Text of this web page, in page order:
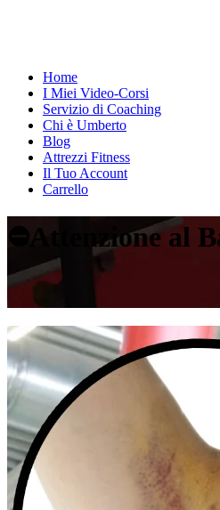
Home
I Miei Video-Corsi
Servizio di Coaching
Chi è Umberto
Blog
Attrezzi Fitness
Il Tuo Account
Carrello
⛔Attenzione al